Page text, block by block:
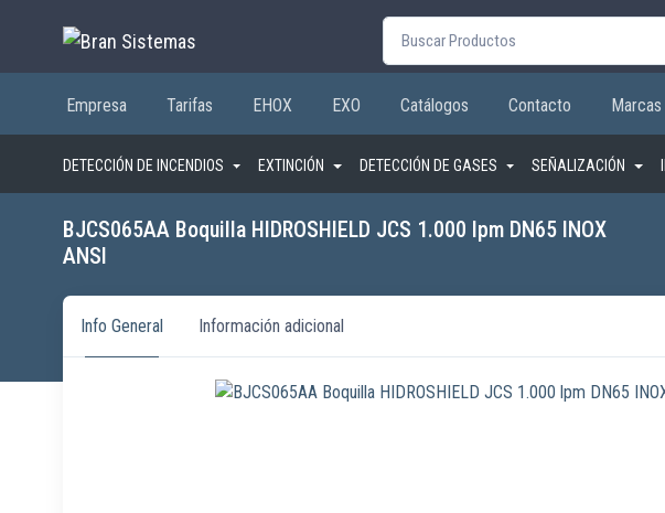
Buscar por:
Empresa Tarifas EHOX EXO Catálogos Contacto Marcas
DETECCIÓN DE INCENDIOS EXTINCIÓN DETECCIÓN DE GASES SEÑALIZACIÓN
BJCS065AA Boquilla HIDROSHIELD JCS 1.000 lpm DN65 INOX
ANSI
Info General Información adicional